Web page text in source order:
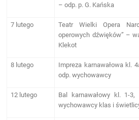
– odp. p. G. Kańska
7 lutego
Teatr Wielki Opera
operowych dźwięków” –
Klekot
8 lutego
Impreza karnawałowa kl.
odp. wychowawcy
12 lutego
Bal karnawałowy kl. 1-
wychowawcy klas i